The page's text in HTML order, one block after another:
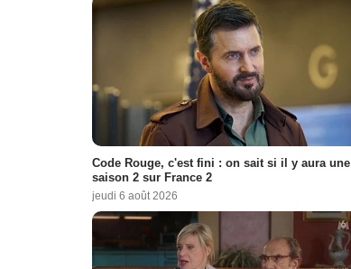
Code Rouge, c'est fini : on sait si il y aura une
saison 2 sur France 2
jeudi 6 août 2026